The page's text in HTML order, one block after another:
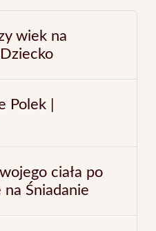
wiek na
Polek |
ciała po
Śniadanie